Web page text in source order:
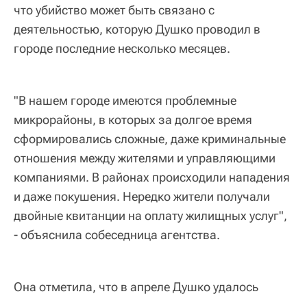
что убийство может быть связано с
деятельностью, которую Душко проводил в
городе последние несколько месяцев.
"В нашем городе имеются проблемные
микрорайоны, в которых за долгое время
сформировались сложные, даже криминальные
отношения между жителями и управляющими
компаниями. В районах происходили нападения
и даже покушения. Нередко жители получали
двойные квитанции на оплату жилищных услуг",
- объяснила собеседница агентства.
Она отметила, что в апреле Душко удалось